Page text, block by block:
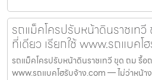
รถแม็คโครปรับหน้าดินราชเท
ที่เดียว เรียกใช้ www.รถแบคโ
รถแม็คโครปรับหน้าดินราชเทวี ขุด ถม รื้อ
www.รถแบคโฮรับจ้าง.com — ไม่ว่าหน้า